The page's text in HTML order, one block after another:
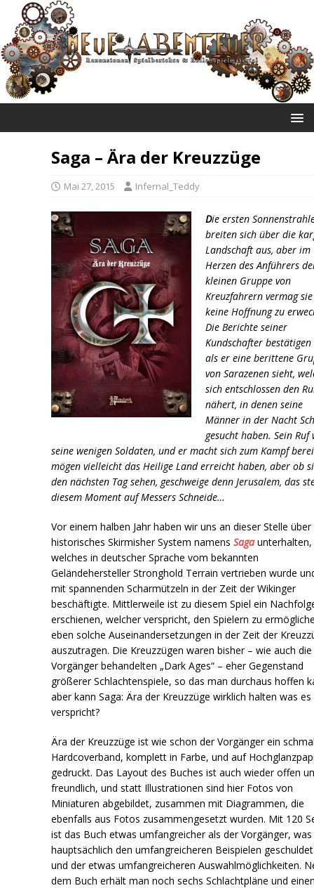
Saga – Ära der Kreuzzüge
Mai 27, 2015 Infernal_Teddy
Die ersten
breiten sich über die
Landschaft aus, aber im
Herzen des Anführers
kleinen Gruppe von
Kreuzfahrern vermag sie
keine Hoffnung zu
Die Berichte seiner
Kundschafter bestätigen
als er eine berittene
von Sarazenen sieht,
sich entschlossen den
nähert, in denen seine
Männer in der Nacht
gesucht haben. Sein Ruf
seine wenigen Soldaten, und er macht sich zum Kampf
mögen vielleicht das Heilige Land erreicht haben, aber ob
den nächsten Tag sehen, geschweige denn Jerusalem, das
diesem Moment auf Messers Schneide…
Vor einem halben Jahr haben wir uns an dieser Stelle über
historisches Skirmisher System namensSaga unterhalten,
welches in deutscher Sprache vom bekannten
Geländehersteller Stronghold Terrain vertrieben wurde
mit spannenden Scharmützeln in der Zeit der Wikinger
beschäftigte. Mittlerweile ist zu diesem Spiel ein
erschienen, welcher verspricht, den Spielern zu
eben solche Auseinandersetzungen in der Zeit der
auszutragen. Die Kreuzzügen waren bisher – wie auch
Vorgänger behandelten „Dark Ages“ – eher Gegenstand
größerer Schlachtenspiele, so das man durchaus hoffen
aber kann Saga: Ära der Kreuzzüge wirklich halten was es
verspricht?
Ära der Kreuzzüge ist wie schon der Vorgänger ein
Hardcoverband, komplett in Farbe, und auf
gedruckt. Das Layout des Buches ist auch wieder offen
freundlich, und statt Illustrationen sind hier Fotos von
Miniaturen abgebildet, zusammen mit Diagrammen, die
ebenfalls aus Fotos zusammengesetzt wurden. Mit 120
ist das Buch etwas umfangreicher als der Vorgänger, was
hauptsächlich den umfangreicheren Beispielen
und der etwas umfangreicheren Auswahlmöglichkeiten.
dem Buch erhält man noch sechs Schlachtpläne und